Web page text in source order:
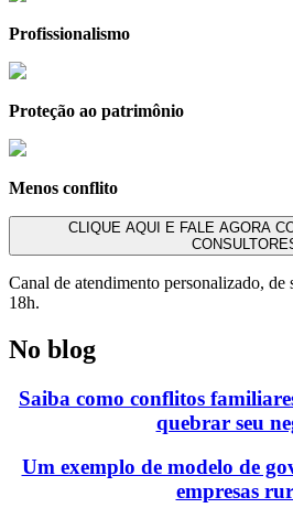
Profissionalismo
Proteção ao patrimônio
Menos conflito
CLIQUE AQUI E FALE AGORA
Canal de atendimento personalizado, de
18h.
No blog
Saiba como conflitos
quebrar seu
Um exemplo de modelo de
empresas